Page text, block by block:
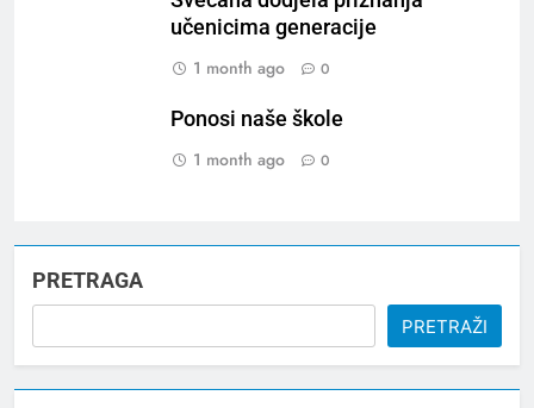
učenicima generacije
1 month ago
0
Ponosi naše škole
1 month ago
0
PRETRAGA
PRETRAŽI